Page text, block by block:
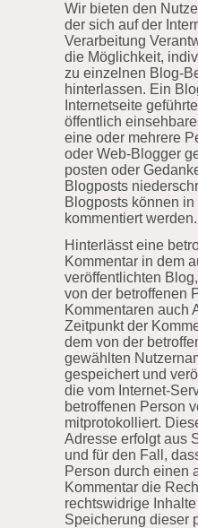
Wir bieten den
der sich auf der
Verarbeitung
die Möglichkeit,
zu einzelnen Blog-
hinterlassen. Ein
Internetseite
öffentlich
eine oder mehrere
oder Web-Blogger
posten oder
Blogposts
Blogposts können
kommentiert werden.
Hinterlässt eine
Kommentar in dem
veröffentlichten
von der betroffenen
Kommentaren auch
Zeitpunkt der
dem von der
gewählten
gespeichert und
die vom Internet-
betroffenen Person
mitprotokolliert.
Adresse erfolgt aus
und für den Fall,
Person durch einen
Kommentar die
rechtswidrige
Speicherung dieser